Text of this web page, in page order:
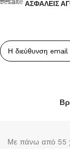
ΑΣΦΑΛΕΙΣ
Με πάνω από 55